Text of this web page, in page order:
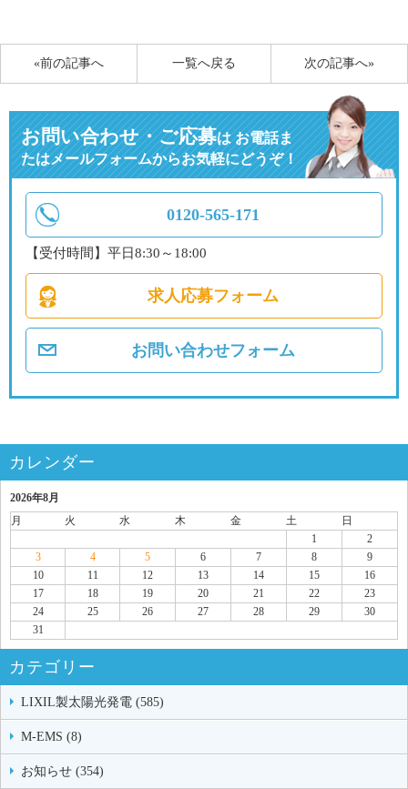
«前の記事へ 次の記事へ»
一覧へ戻る
お問い合わせ・ご応募はお電話ま
たはメールフォームからお気軽にどうぞ！
0120-565-171
【受付時間】平日8:30～18:00
求人応募フォーム
お問い合わせフォーム
カレンダー
2026年8月
月
火 水 木 金 土
日
1
2
3
4 5 6 7 8
9
10
11 12 13 14 15
16
17
18 19 20 21 22
23
24
25 26 27 28 29
30
31
カテゴリー
LIXIL製太陽光発電 (585)
M-EMS (8)
お知らせ (354)